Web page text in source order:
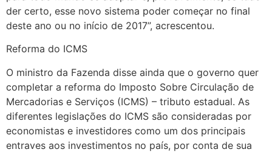
der certo, esse novo sistema poder começar no final
deste ano ou no início de 2017”, acrescentou.
Reforma do ICMS
O ministro da Fazenda disse ainda que o governo quer
completar a reforma do Imposto Sobre Circulação de
Mercadorias e Serviços (ICMS) – tributo estadual. As
diferentes legislações do ICMS são consideradas por
economistas e investidores como um dos principais
entraves aos investimentos no país, por conta de sua